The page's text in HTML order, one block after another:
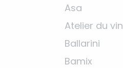
Asa
Atelier du vin
Ballarini
Bamix